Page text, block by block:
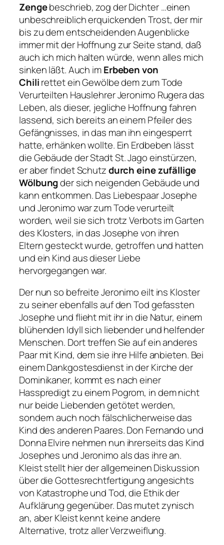
Zengebeschrieb, zog der Dichter…einen
unbeschreiblich erquickenden Trost, der mir
bis zu dem entscheidenden Augenblicke
immer mit der Hoffnung zur Seite stand, daß
auch ich mich halten würde, wenn alles mich
sinken läßt.Auch imErbeben von
Chilirettet ein Gewölbe dem zum Tode
Verurteilten Hauslehrer Jeronimo Rugera das
Leben, als dieser, jegliche Hoffnung fahren
lassend, sich bereits an einem Pfeiler des
Gefängnisses, in das man ihn eingesperrt
hatte, erhänken wollte. Ein Erdbeben lässt
die Gebäude der Stadt St. Jago einstürzen,
er aber findet Schutzdurch eine zufällige
Wölbungder sich neigenden Gebäude und
kann entkommen. Das Liebespaar Josephe
und Jeronimo war zum Tode verurteilt
worden, weil sie sich trotz Verbots im Garten
des Klosters, in das Josephe von ihren
Eltern gesteckt wurde, getroffen und hatten
und ein Kind aus dieser Liebe
hervorgegangen war.
Der nun so befreite Jeronimo eilt ins Kloster
zu seiner ebenfalls auf den Tod gefassten
Josephe und flieht mit ihr in die Natur, einem
blühenden Idyll sich liebender und helfender
Menschen. Dort treffen Sie auf ein anderes
Paar mit Kind, dem sie ihre Hilfe anbieten. Bei
einem Dankgostesdienst in der Kirche der
Dominikaner, kommt es nach einer
Hasspredigt zu einem Pogrom, in dem nicht
nur beide Liebenden getötet werden,
sondern auch noch fälschlicherweise das
Kind des anderen Paares. Don Fernando und
Donna Elvire nehmen nun ihrerseits das Kind
Josephes und Jeronimo als das ihre an.
Kleist stellt hier der allgemeinen Diskussion
über die Gottesrechtfertigung angesichts
von Katastrophe und Tod, die Ethik der
Aufklärung gegenüber. Das mutet zynisch
an, aber Kleist kennt keine andere
Alternative, trotz aller Verzweiflung.